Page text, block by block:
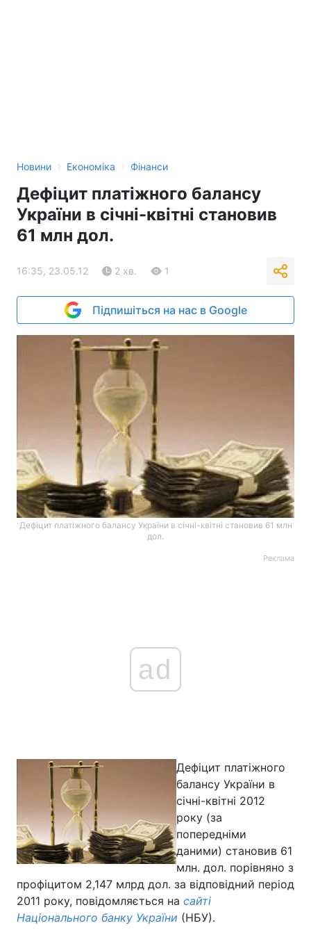
Новини › Економіка › Фінанси
Дефіцит платіжного балансу
України в січні-квітні становив
61 млн дол.
16:35, 23.05.12 2 хв. 1
Підпишіться на нас в Google
Дефіцит платіжного балансу України в січні-квітні становив 61 млн
дол.
Реклама
ad
Дефіцит платіжного
балансу України в
січні-квітні 2012
року (за
попередніми
даними) становив 61
млн. дол. порівняно з
профіцитом 2,147 млрд дол. за відповідний період
2011 року, повідомляється на сайті
Національного банку України (НБУ).